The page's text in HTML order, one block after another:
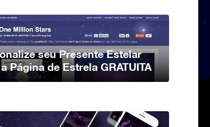
seu Presente Estelar
Página de Estrela GRATUITA